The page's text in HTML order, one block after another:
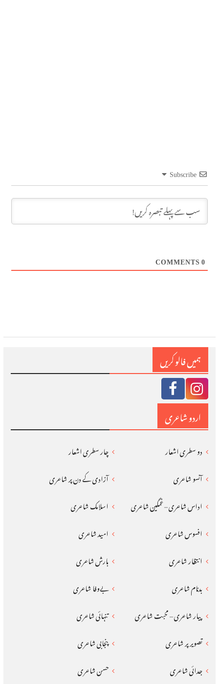
Subscribe
0
COMMENTS
ہمیں فالو کریں
اردو شاعری
دو سطری اشعار
چار سطری اشعار
آنسو شاعری
آزادی کے دن پر شاعری
اداس شاعری – غمگین شاعری
اسلامک شاعری
افسوس شاعری
امید شاعری
انتظار شاعری
بارش شاعری
بدنام شاعری
بےوفا شاعری
پیار شاعری – محبت شاعری
تنہائی شاعری
تصویر پر شاعری
پنجابی شاعری
جدائی شاعری
حسن شاعری